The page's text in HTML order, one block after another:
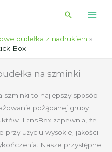
pudełka z nadrukiem
Box
na szminki
szminki to najlepszy sposób
pożądanej grupy
LansBox zapewnia, że
przy użyciu wysokiej jakości
Nasze przystępne